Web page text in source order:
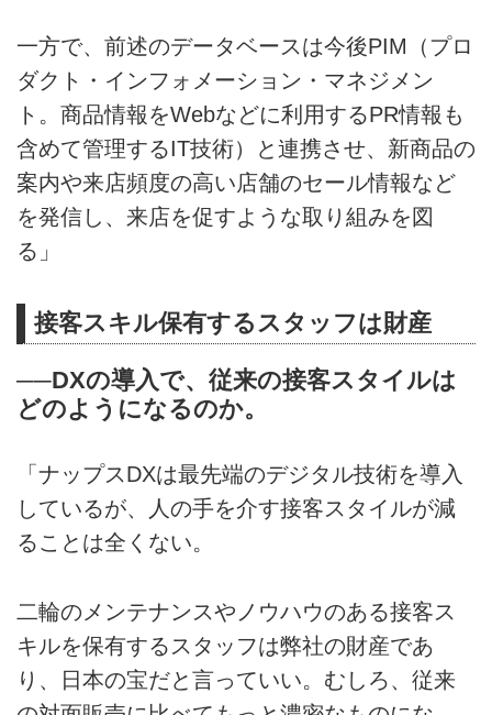
一方で、前述のデータベースは今後PIM（プロ
ダクト・インフォメーション・マネジメン
ト。商品情報をWebなどに利用するPR情報も
含めて管理するIT技術）と連携させ、新商品の
案内や来店頻度の高い店舗のセール情報など
を発信し、来店を促すような取り組みを図
る」
接客スキル保有するスタッフは財産
──DXの導入で、従来の接客スタイルは
どのようになるのか。
「ナップスDXは最先端のデジタル技術を導入
しているが、人の手を介す接客スタイルが減
ることは全くない。
二輪のメンテナンスやノウハウのある接客ス
キルを保有するスタッフは弊社の財産であ
り、日本の宝だと言っていい。むしろ、従来